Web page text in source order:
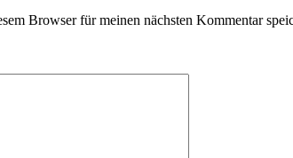
Browser für meinen nächsten Kommentar